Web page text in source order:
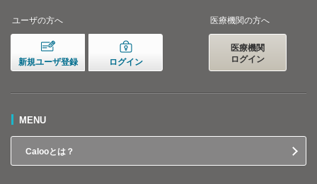
ユーザの方へ
新規ユーザ登録 ログイン
医療機関の方へ
医療機関
ログイン
MENU
Calooとは？